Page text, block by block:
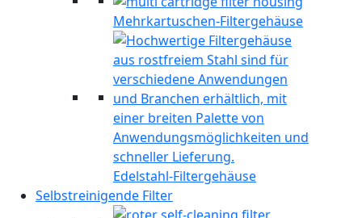
Mehrkartuschen-Filtergehäuse
Edelstahl-Filtergehäuse
Selbstreinigende Filter